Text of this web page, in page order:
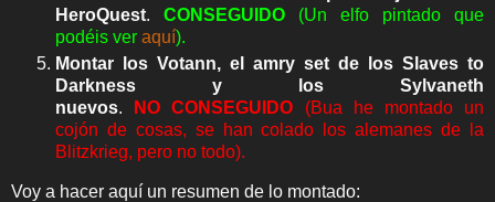
HeroQuest. CONSEGUIDO (Un elfo pintado que
podéis ver aquí).
Montar los Votann, el amry set de los Slaves to
Darkness y los Sylvaneth
nuevos. NO CONSEGUIDO (Bua he montado un
cojón de cosas, se han colado los alemanes de la
Blitzkrieg, pero no todo).
Voy a hacer aquí un resumen de lo montado: